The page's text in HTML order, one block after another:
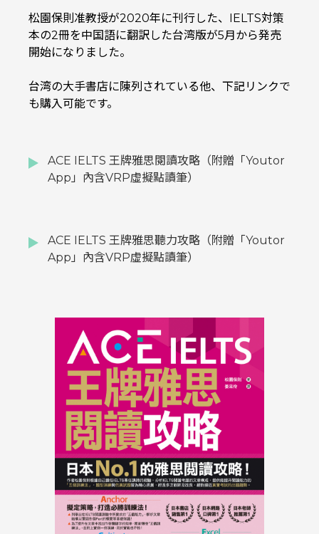
松園保則准教授が2020年に刊行した、IELTS対策
本の2冊を中国語に翻訳した台湾版が5月から発売
開始になりました。
台湾の大手書店に陳列されている他、下記リンクで
も購入可能です。
ACE IELTS 王牌雅思閱讀攻略（附贈「Youtor
App」內含VRP虛擬點讀筆）
ACE IELTS 王牌雅思聽力攻略（附贈「Youtor
App」內含VRP虛擬點讀筆）